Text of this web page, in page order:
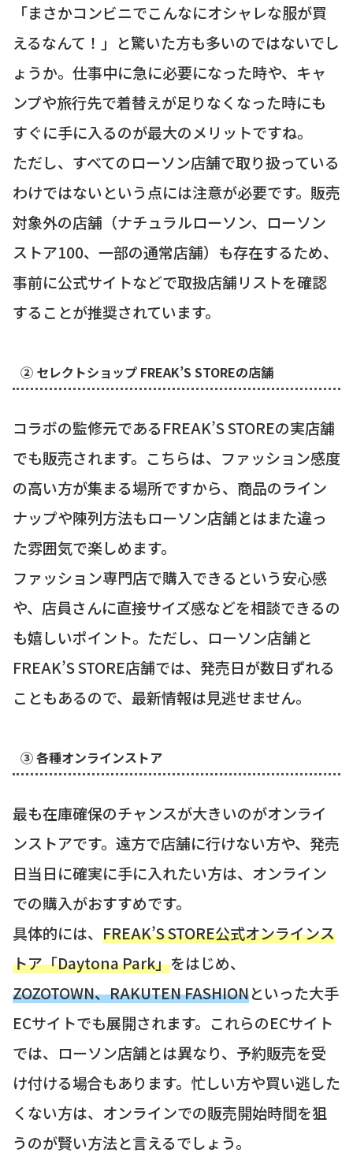
「まさかコンビニでこんなにオシャレな服が買
えるなんて！」と驚いた方も多いのではないでし
ょうか。仕事中に急に必要になった時や、キャ
ンプや旅行先で着替えが足りなくなった時にも
すぐに手に入るのが最大のメリットですね。
ただし、すべてのローソン店舗で取り扱っている
わけではないという点には注意が必要です。販売
対象外の店舗（ナチュラルローソン、ローソン
ストア100、一部の通常店舗）も存在するため、
事前に公式サイトなどで取扱店舗リストを確認
することが推奨されています。
② セレクトショップ FREAK’S STOREの店舗
コラボの監修元であるFREAK’S STOREの実店舗
でも販売されます。こちらは、ファッション感度
の高い方が集まる場所ですから、商品のライン
ナップや陳列方法もローソン店舗とはまた違っ
た雰囲気で楽しめます。
ファッション専門店で購入できるという安心感
や、店員さんに直接サイズ感などを相談できるの
も嬉しいポイント。ただし、ローソン店舗と
FREAK’S STORE店舗では、発売日が数日ずれる
こともあるので、最新情報は見逃せません。
③ 各種オンラインストア
最も在庫確保のチャンスが大きいのがオンライ
ンストアです。遠方で店舗に行けない方や、発売
日当日に確実に手に入れたい方は、オンライン
での購入がおすすめです。
具体的には、 FREAK’S STORE公式オンラインス
トア「Daytona Park」をはじめ、
ZOZOTOWN、RAKUTEN FASHIONといった大手
ECサイトでも展開されます。これらのECサイト
では、ローソン店舗とは異なり、予約販売を受
け付ける場合もあります。忙しい方や買い逃した
くない方は、オンラインでの販売開始時間を狙
うのが賢い方法と言えるでしょう。